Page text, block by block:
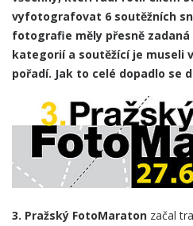
vyfotografovat 6 soutěžních
fotografie měly přesně
kategorií a soutěžící je museli
pořadí. Jak to celé dopadlo se
3. Pražský FotoMaraton začal